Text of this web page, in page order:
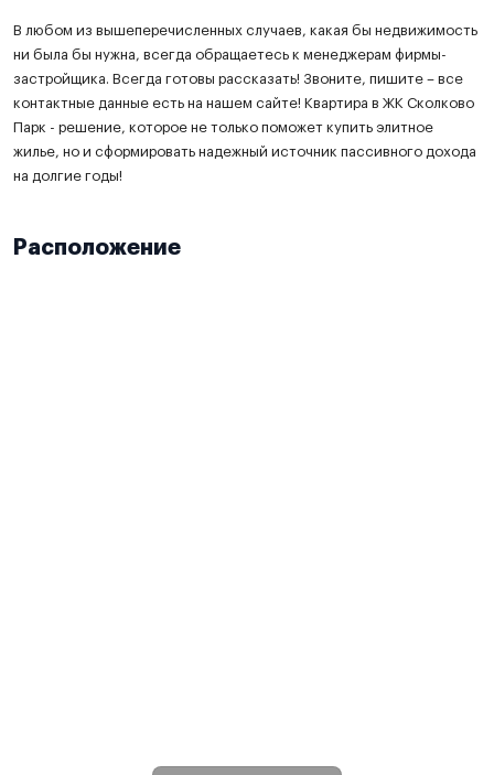
В любом из вышеперечисленных случаев, какая бы недвижимость
ни была бы нужна, всегда обращаетесь к менеджерам фирмы-
застройщика. Всегда готовы рассказать! Звоните, пишите – все
контактные данные есть на нашем сайте! Квартира в ЖК Сколково
Парк - решение, которое не только поможет купить элитное
жилье, но и сформировать надежный источник пассивного дохода
на долгие годы!
Расположение